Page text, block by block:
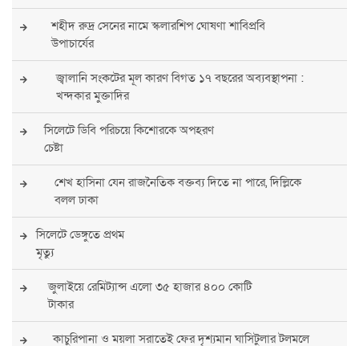
শহীদ রুদ্র সেনের নামে স্কলারশিপ ঘোষণা শাবিপ্রবি
উপাচার্যের
জ্বালানি সংকটের মূল কারণ বিগত ১৭ বছরের অব্যবস্থাপনা :
খন্দকার মুক্তাদির
সিলেটে ডিবি পরিচয়ে কিশোরকে অপহরণ
চেষ্টা
শেখ হাসিনা যেন রাজনৈতিক বক্তব্য দিতে না পারে, দিল্লিকে
বলল ঢাকা
সিলেটে ডেঙ্গুতে প্রথম
মৃত্যু
জুলাইয়ে রেমিট্যান্স এলো ৩৫ হাজার ৪০০ কোটি
টাকার
কাচুরিপানা ও ময়লা সরাতেই ফের দৃশ্যমান ঘাসিটুলার টলমলে